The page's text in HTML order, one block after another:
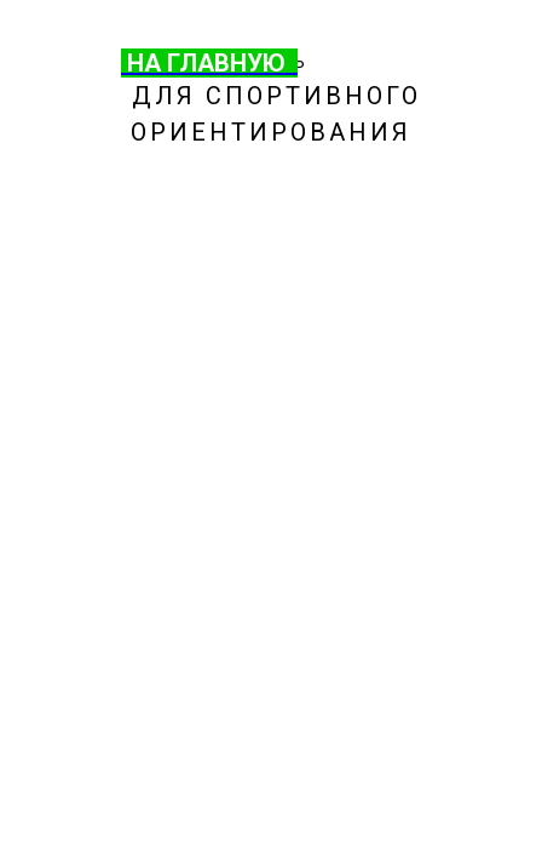
НА ГЛАВНУЮ
ОБУВЬ
ДЛЯ СПОРТИВНОГО
ОРИЕНТИРОВАНИЯ
НА ГЛАВНУЮ